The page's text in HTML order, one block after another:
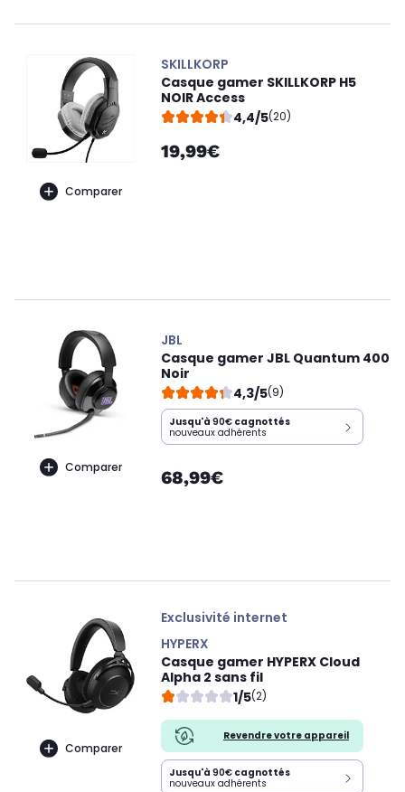
Comparer
SKILLKORP
Casque gamer SKILLKORP H5
NOIR Access
4,4/5(20)
19,99€
Comparer
JBL
Casque gamer JBL Quantum 400
Noir
4,3/5(9)
Jusqu'à 90€ cagnottés
nouveaux adhérents
68,99€
Comparer
Exclusivité internet
HYPERX
Casque gamer HYPERX Cloud
Alpha 2 sans fil
1/5(2)
Revendre votre appareil
Jusqu'à 90€ cagnottés
nouveaux adhérents